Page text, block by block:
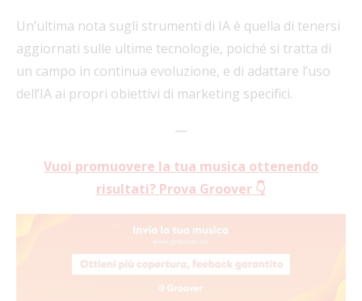
Un’ultima nota sugli strumenti di IA è quella di tenersi
aggiornati sulle ultime tecnologie, poiché si tratta di
un campo in continua evoluzione, e di adattare l’uso
dell’IA ai propri obiettivi di marketing specifici.
—
Vuoi promuovere la tua musica ottenendo
risultati? Prova Groover 👇